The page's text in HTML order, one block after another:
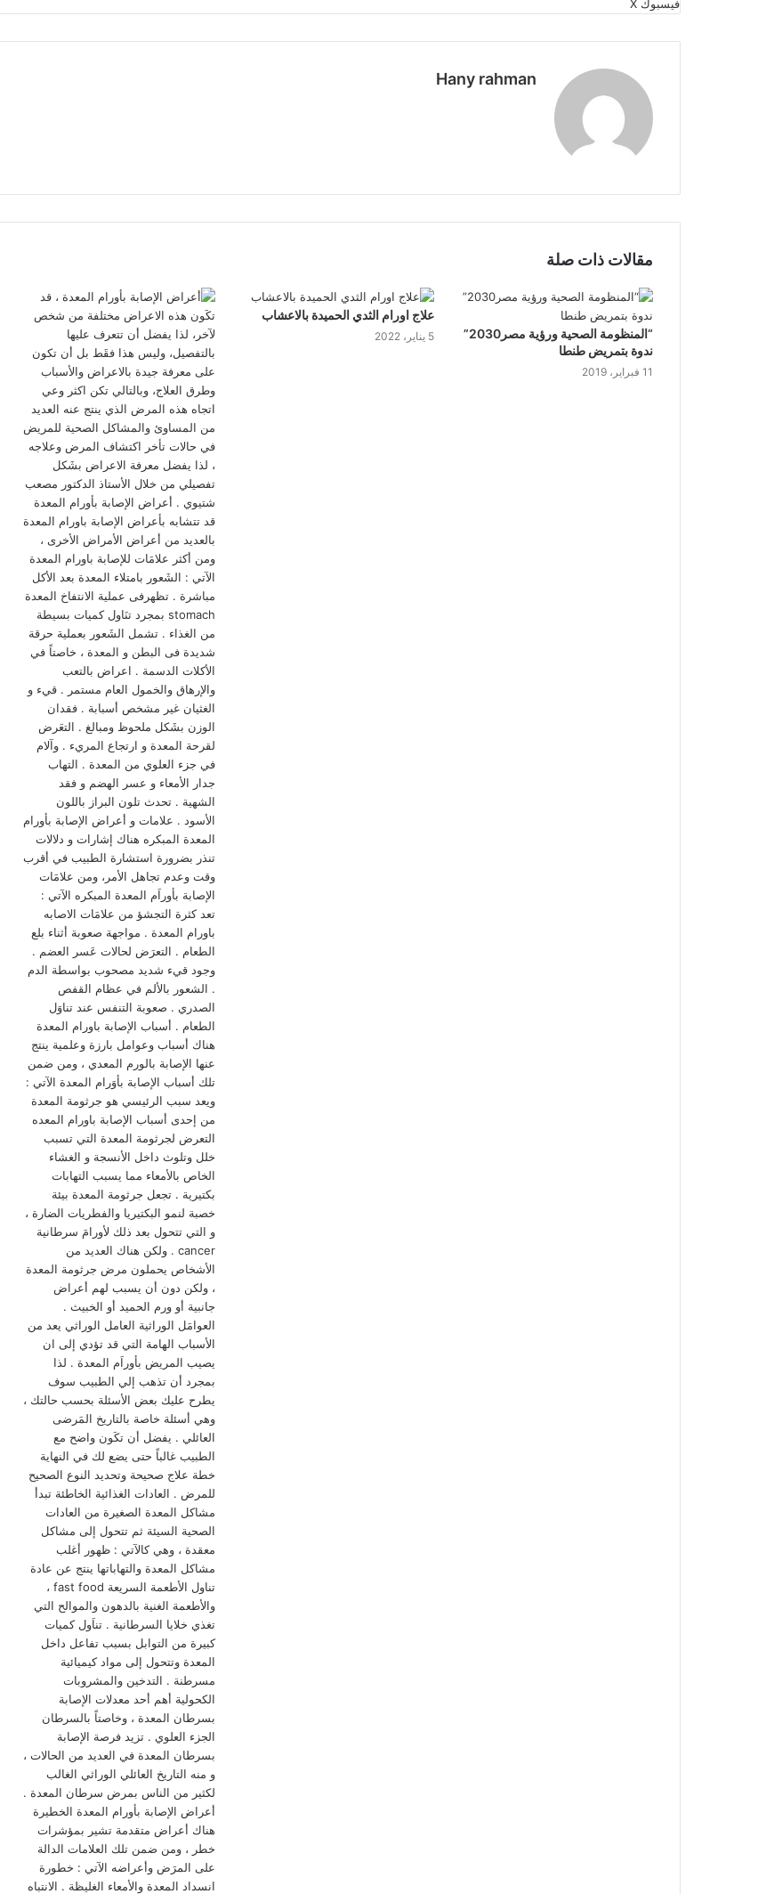
فيسبوك ‫Xلينكدإن
بينتيريست
مشاركة
البريد
طباعة
Hany rahman
مقالات ذات صلة
“المنظومة الصحية ورؤية مصر2030”
ندوة بتمريض طنطا
11 فبراير، 2019
علاج اورام الثدي الحميدة بالاعشاب
5 يناير، 2022